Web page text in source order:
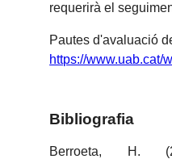
requerirà el
Pautes d'avaluació
https://www.uab.cat/
Bibliografia
Berroeta, H.